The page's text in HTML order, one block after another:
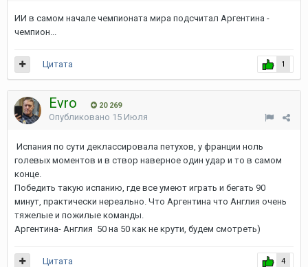
ИИ в самом начале чемпионата мира подсчитал Аргентина -
чемпион...
1
Цитата
Evro 20 269
Опубликовано 15 Июля
Испания по сути деклассировала петухов, у франции ноль
голевых моментов и в створ наверное один удар и то в самом
конце.
Победить такую испанию, где все умеют играть и бегать 90
минут, практически нереально. Что Аргентина что Англия очень
тяжелые и пожилые команды.
Аргентина- Англия 50 на 50 как не крути, будем смотреть)
4
Цитата